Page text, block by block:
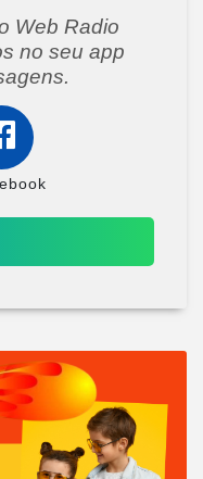
Web Radio
no seu app